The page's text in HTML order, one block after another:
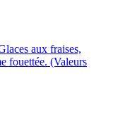
aux fraises,
fouettée. (Valeurs